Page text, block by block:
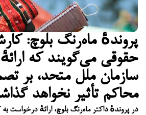
پروندهٔ ماه‌رنگ بلوچ:
حقوقی می‌گویند که
سازمان ملل متحد، بر
محاکم تأثیر نخواهد
در پروندهٔ داکتر ماه‌رنگ بلوچ، ارائهٔ درخواست